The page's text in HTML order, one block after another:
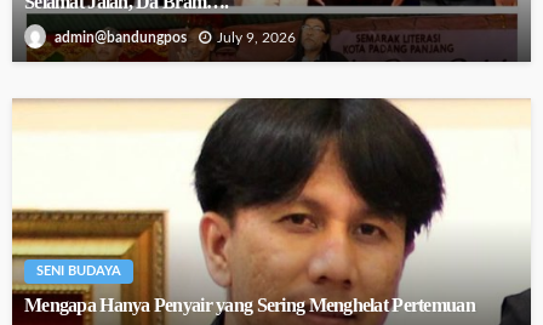
admin@bandungpos July 9, 2026
SENI BUDAYA
Mengapa Hanya Penyair yang Sering Menghelat Pertemuan